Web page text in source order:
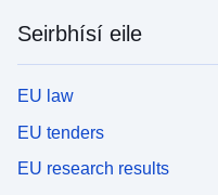
Seirbhísí eile
EU law
EU tenders
EU research results